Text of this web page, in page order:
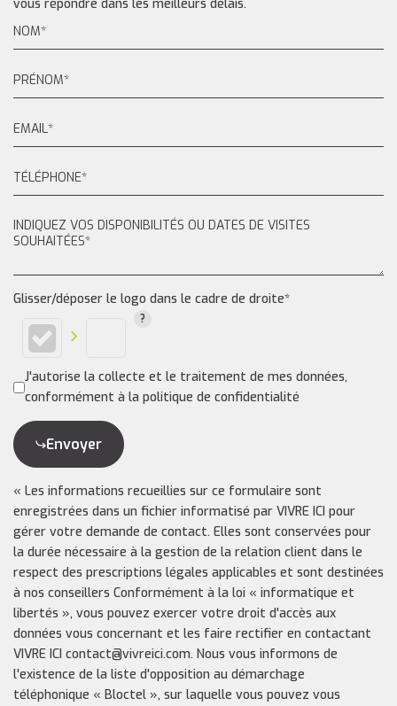
vous répondre dans les meilleurs délais.
Glisser/déposer le logo dans le cadre de droite*
J'autorise la collecte et le traitement de mes données,
conformément à la politique de confidentialité
Envoyer
« Les informations recueillies sur ce formulaire sont
enregistrées dans un fichier informatisé par VIVRE ICI pour
gérer votre demande de contact. Elles sont conservées pour
la durée nécessaire à la gestion de la relation client dans le
respect des prescriptions légales applicables et sont destinées
à nos conseillers Conformément à la loi « informatique et
libertés », vous pouvez exercer votre droit d'accès aux
données vous concernant et les faire rectifier en contactant
VIVRE ICI contact@vivreici.com. Nous vous informons de
l'existence de la liste d'opposition au démarchage
téléphonique « Bloctel », sur laquelle vous pouvez vous